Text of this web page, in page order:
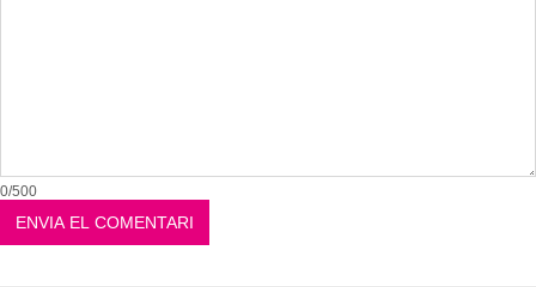
0/500